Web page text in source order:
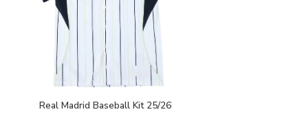
Real Madrid Baseball Kit 25/26